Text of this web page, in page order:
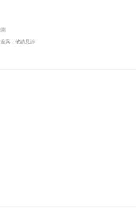
異，敬請見諒